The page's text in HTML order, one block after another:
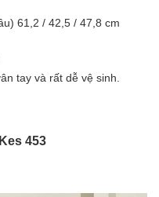
bao bì) : 695,0 / 440,0 /
kg
61,2 / 42,5 / 47,8 cm
tay và rất dễ vệ sinh.
453